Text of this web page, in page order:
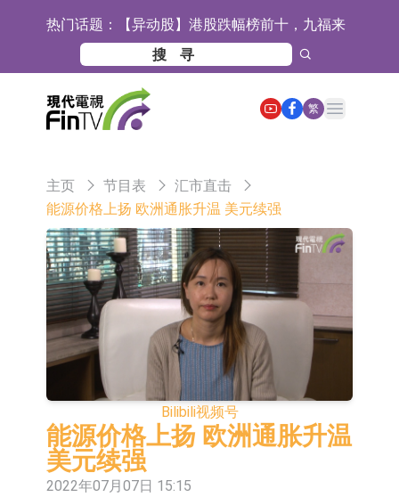
热门话题： 【异动股】港股跌幅榜前十，九福来
(08611.HK)跌21.43%，天瑞汽车内饰
(06162.HK)跌18.44%
【异动股】港股涨幅榜前十，佳明集
团控股(01271.HK)涨+78.22%，拿森
科技(02261.HK)涨+64.11%
斯迪克：公司为国内折叠屏核心功能
材料供应商
恒瑞医药：公司已在中国获批上市26
目标客户的测试认证
上期所：7月份对11个实际控制关系
账户组采取限制开仓的监管措施
特发服务：成功中标哔哩哔哩上海滨
江总部物业服务项目
亚太股份：公司是零跑汽车和
Stellantis集团的供应商
理工雷科面向边缘AI场景推出"山
海"系列智算模组 系列产品基于国产
CPU与GPU构建
【异动股】医疗研发外包板块拉升，
博腾股份(300363.CN)涨20.02%
日韩股市收盘双双下跌
依米康：海外交付以东南亚、中东市
场为主 并已取得欧美相关认证
上交所：财通多策略福鑫定期开放灵
活配置混合型发起式证券投资基金临
上交所：景顺长城全球半导体芯片产
繁
Open main menu
主页 节目表
汇市直击
能源价格上扬 欧洲通胀升温 美元续强
Bilibili视频号
能源价格上扬 欧洲通胀升温
美元续强
2022年07月07日 15:15